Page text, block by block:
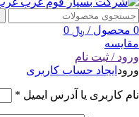
0 محصول / ﷼
مقایسه
ورود / ثبت نام
ورود ایجاد حساب کاربری
نام کاربری یا آدرس ایمیل *